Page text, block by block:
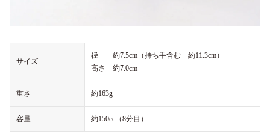
サイズ
径 約7.5cm（持ち手含む 約11.3cm）
高さ 約7.0cm
重さ 約163g
容量 約150cc（8分目）